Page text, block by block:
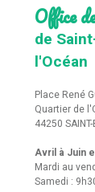
Office
de
l'Océan
Place René
Quartier de
44250 SAINT-
Avril à Juin
Mardi au
Samedi :